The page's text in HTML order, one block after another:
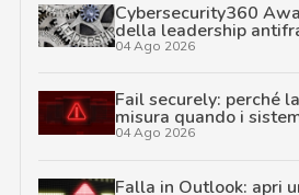
Cybersecurity360
della leadership
04 Ago 2026
Fail securely: perché
misura quando i
04 Ago 2026
Falla in Outlook: apri